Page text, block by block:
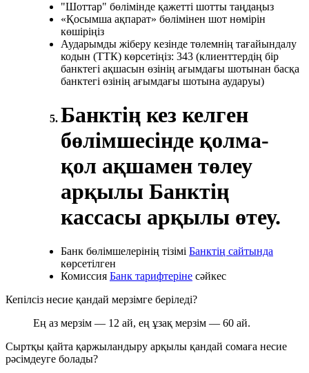
"Шоттар" бөлімінде қажетті шотты таңдаңыз
«Қосымша ақпарат» бөлімінен шот нөмірін
көшіріңіз
Аударымды жіберу кезінде төлемнің тағайындалу
кодын (ТТК) көрсетіңіз: 343 (клиенттердің бір
банктегі ақшасын өзінің ағымдағы шотынан басқа
банктегі өзінің ағымдағы шотына аударуы)
Банктің кез келген
бөлімшесінде қолма-
қол ақшамен төлеу
арқылы Банктің
кассасы арқылы өтеу.
Банк бөлімшелерінің тізімі Банктің сайтында
көрсетілген
Комиссия Банк тарифтеріне сәйкес
Кепілсіз несие қандай мерзімге беріледі?
Ең аз мерзім — 12 ай, ең ұзақ мерзім — 60 ай.
Сыртқы қайта қаржыландыру арқылы қандай сомаға несие
рәсімдеуге болады?